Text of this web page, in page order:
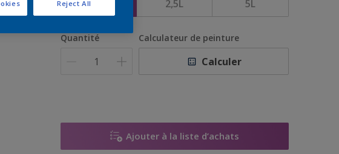
2,5L 5L
Quantité Calculateur de peinture
Calculer
Ajouter à la liste d’achats
Reject All